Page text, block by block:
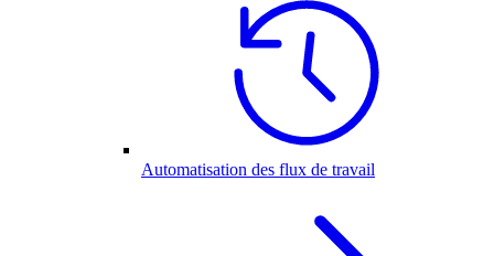
Automatisation des flux de travail